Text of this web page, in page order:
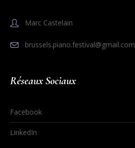
Marc Castelain
brussels.piano.festival@gmail.com
Réseaux Sociaux
Facebook
LinkedIn